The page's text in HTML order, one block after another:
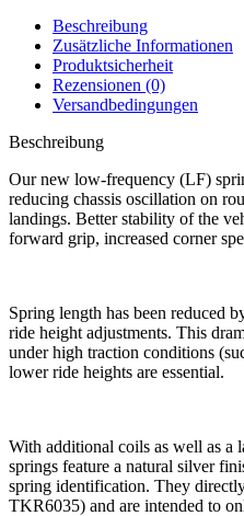
Beschreibung
Zusätzliche Informationen
Produktsicherheit
Rezensionen (0)
Versandbedingungen
Beschreibung
Our new low-frequency (LF)
reducing chassis oscillation on
landings. Better stability of the
forward grip, increased corner
Spring length has been reduced
ride height adjustments. This
under high traction conditions
lower ride heights are essential.
With additional coils as well as a
springs feature a natural silver
spring identification. They
TKR6035) and are intended to